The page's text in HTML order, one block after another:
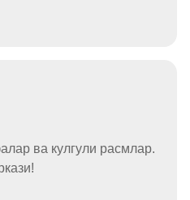
ва кулгули расмлар.